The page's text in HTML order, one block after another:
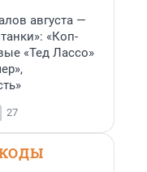
августа —
«Коп-
«Тед Лассо»
27